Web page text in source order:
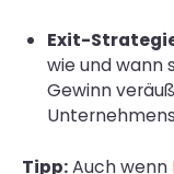
Exit-
wie und wann
Gewinn
Tipp:Auch wenn